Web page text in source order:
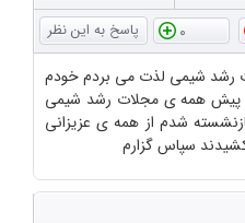
0
رشد شیمی لذت می بردم خودم
همه ی مجلات رشد شیمی
شدم از همه ی عزیزانی
سپاس گزارم